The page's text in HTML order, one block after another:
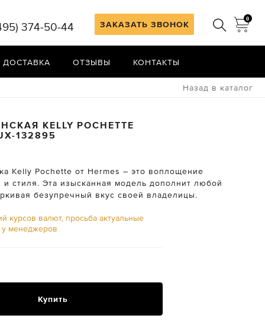
ЗАКАЗАТЬ ЗВОНОК
0
374-50-44
ОТЗЫВЫ КОНТАКТЫ
Назад в каталог
KELLY POCHETTE
132895
Kelly Pochette от Hermes – это воплощение
и стиля. Эта изысканная модель дополнит любой
безупречный вкус своей владелицы.
курсов валют, просьба актуальные
у менеджеров
Купить